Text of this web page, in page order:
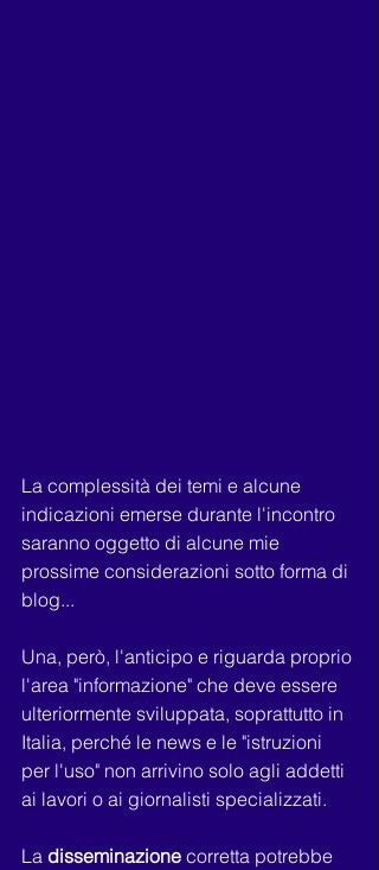
La complessità dei temi e alcune
indicazioni emerse durante l'incontro
saranno oggetto di alcune mie
prossime considerazioni sotto forma di
blog...
Una, però, l'anticipo e riguarda proprio
l'area "informazione" che deve essere
ulteriormente sviluppata, soprattutto in
Italia, perché le news e le "istruzioni
per l'uso" non arrivino solo agli addetti
ai lavori o ai giornalisti specializzati.
La disseminazione corretta potrebbe